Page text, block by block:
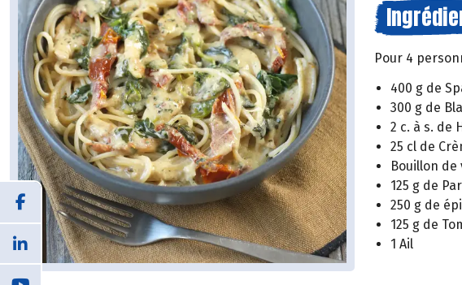
Pour 4
400 g de
300 g de
2 c. à s. de
25 cl de
Bouillon de
125 g de
250 g de
125 g de
1 Ail